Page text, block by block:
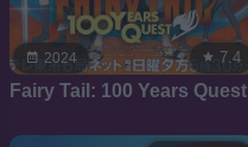
2024 7.4
Fairy Tail: 100 Years Quest